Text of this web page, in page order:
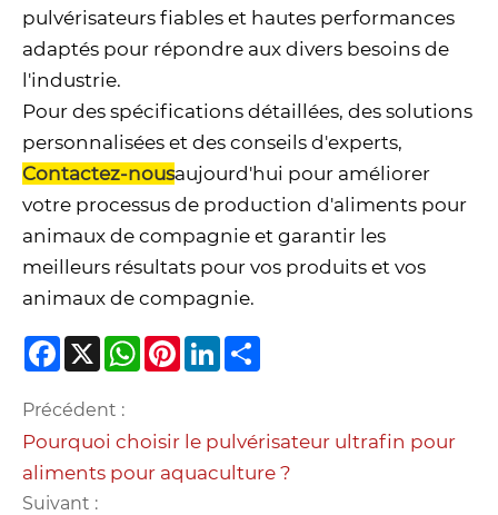
pulvérisateurs fiables et hautes performances
adaptés pour répondre aux divers besoins de
l'industrie.
Pour des spécifications détaillées, des solutions
personnalisées et des conseils d'experts,
Contactez-nousaujourd'hui pour améliorer
votre processus de production d'aliments pour
animaux de compagnie et garantir les
meilleurs résultats pour vos produits et vos
animaux de compagnie.
Facebook
X WhatsApp
Pinterest
LinkedIn
Précédent :
Pourquoi choisir le pulvérisateur ultrafin pour
aliments pour aquaculture ?
Suivant :